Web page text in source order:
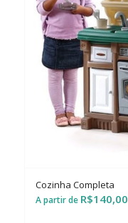
Cozinha Completa
R$140,00